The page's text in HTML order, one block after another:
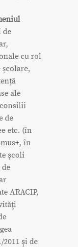
de
cu rol
școlare,
ale
de
etc. (în
în
şcoli
ARACIP,
şi de